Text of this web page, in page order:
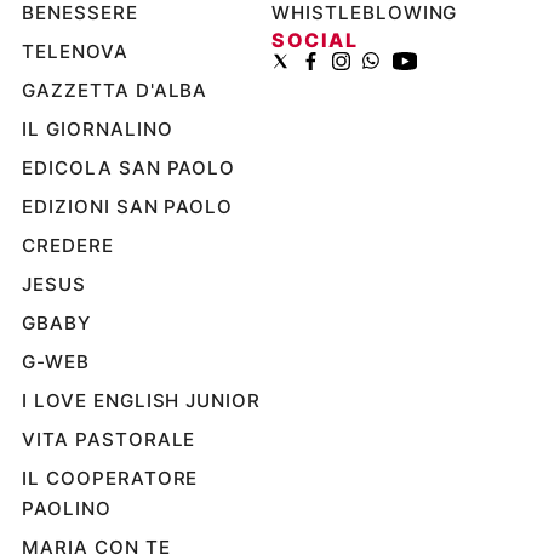
BENESSERE
TELENOVA
GAZZETTA D'ALBA
IL GIORNALINO
EDICOLA SAN PAOLO
EDIZIONI SAN PAOLO
CREDERE
JESUS
GBABY
G-WEB
I LOVE ENGLISH JUNIOR
VITA PASTORALE
IL COOPERATORE
PAOLINO
MARIA CON TE
WHISTLEBLOWING
SOCIAL